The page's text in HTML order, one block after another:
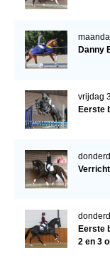
Danny
vrijdag
Eerste
Eerste
2 en 3